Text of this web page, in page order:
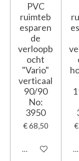
PVC
ruimteb
esparen
de
verloopb
ocht
"Vario"
verticaal
90/90
No:
3950
€ 68,50
In winkelwagen